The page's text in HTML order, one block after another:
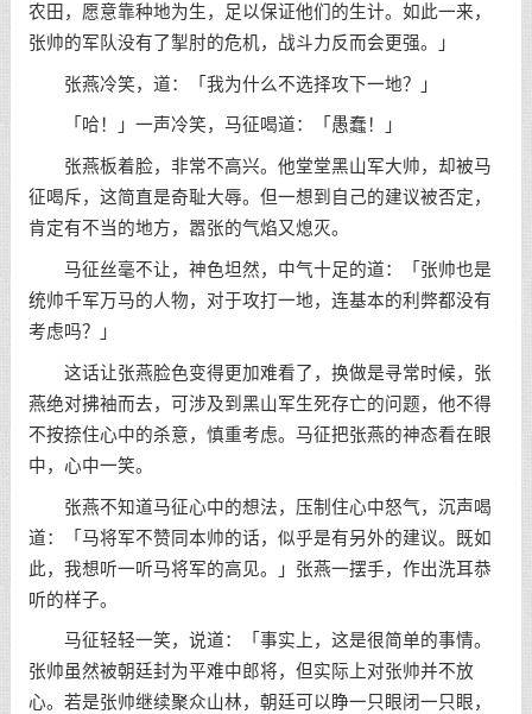
农田，愿意靠种地为生，足以保证他们的生计。如此一来，
张帅的军队没有了掣肘的危机，战斗力反而会更强。」
张燕冷笑，道：「我为什么不选择攻下一地？」
「哈！」一声冷笑，马征喝道：「愚蠢！」
张燕板着脸，非常不高兴。他堂堂黑山军大帅，却被马
征喝斥，这简直是奇耻大辱。但一想到自己的建议被否定，
肯定有不当的地方，嚣张的气焰又熄灭。
马征丝毫不让，神色坦然，中气十足的道：「张帅也是
统帅千军万马的人物，对于攻打一地，连基本的利弊都没有
考虑吗？」
这话让张燕脸色变得更加难看了，换做是寻常时候，张
燕绝对拂袖而去，可涉及到黑山军生死存亡的问题，他不得
不按捺住心中的杀意，慎重考虑。马征把张燕的神态看在眼
中，心中一笑。
张燕不知道马征心中的想法，压制住心中怒气，沉声喝
道：「马将军不赞同本帅的话，似乎是有另外的建议。既如
此，我想听一听马将军的高见。」张燕一摆手，作出洗耳恭
听的样子。
马征轻轻一笑，说道：「事实上，这是很简单的事情。
张帅虽然被朝廷封为平难中郎将，但实际上对张帅并不放
心。若是张帅继续聚众山林，朝廷可以睁一只眼闭一只眼，